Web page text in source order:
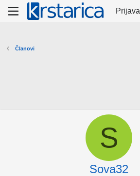
Prijava
Članovi
S
Sova32